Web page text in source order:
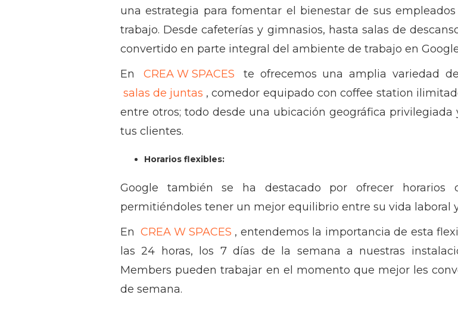
una estrategia para fomentar el bienestar de sus
trabajo. Desde cafeterías y gimnasios, hasta salas de
convertido en parte integral del ambiente de trabajo en
En
CREA W SPACES
te ofrecemos una amplia variedad
salas de juntas , comedor equipado con coffee station
entre otros; todo desde una ubicación geográfica
tus clientes.
Horarios flexibles:
Google también se ha destacado por ofrecer horarios
permitiéndoles tener un mejor equilibrio entre su vida laboral
En CREA W SPACES , entendemos la importancia de esta
las 24 horas, los 7 días de la semana a nuestras
Members pueden trabajar en el momento que mejor les
de semana.